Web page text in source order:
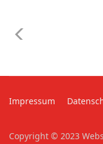
Impressum
Copyright © 2023